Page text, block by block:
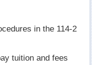
in the 114-2
tuition and fees